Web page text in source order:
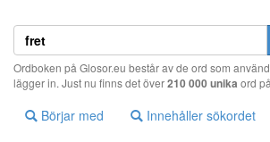
Ordboken på Glosor.eu består av de ord som
lägger in. Just nu finns det över210 000 unika ord
Börjar med Innehåller sökordet